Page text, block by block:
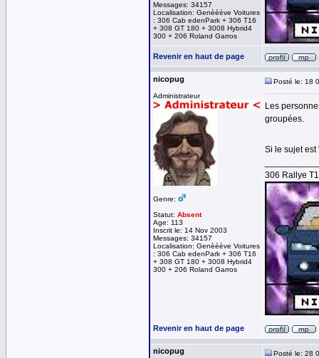
Messages: 34157
Localisation: Genèèève Voitures
: 306 Cab edenPark + 306 T16
+ 308 GT 180 + 3008 Hybrid4
300 + 206 Roland Garros
Revenir en haut de page
nicopug
Administrateur
Genre:
Statut: Absent
Age: 113
Inscrit le: 14 Nov 2003
Messages: 34157
Localisation: Genèèève Voitures
: 306 Cab edenPark + 306 T16
+ 308 GT 180 + 3008 Hybrid4
300 + 206 Roland Garros
Posté le: 18
Les
groupées.
Si le sujet
306 Rallye
Revenir en haut de page
nicopug Posté le: 28